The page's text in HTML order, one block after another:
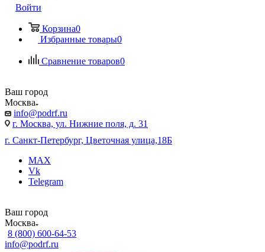
Войти
Корзина0
Избранные товары0
Сравнение товаров0
Ваш город
Москва
info@podrf.ru
г. Москва, ул. Нижние поля, д. 31
г. Санкт-Петербург, Цветочная улица,18Б
MAX
Vk
Telegram
Ваш город
Москва
8 (800) 600-64-53
info@podrf.ru